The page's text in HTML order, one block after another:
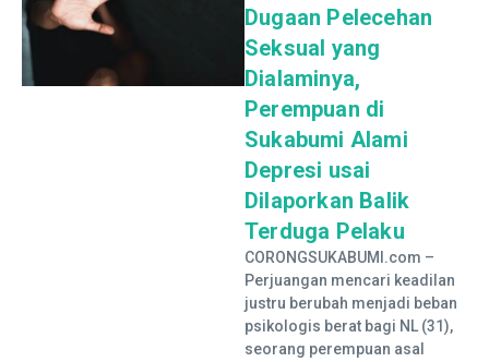
Dugaan Pelecehan
Seksual yang
Dialaminya,
Perempuan di
Sukabumi Alami
Depresi usai
Dilaporkan Balik
Terduga Pelaku
CORONGSUKABUMI.com –
Perjuangan mencari keadilan
justru berubah menjadi beban
psikologis berat bagi NL (31),
seorang perempuan asal